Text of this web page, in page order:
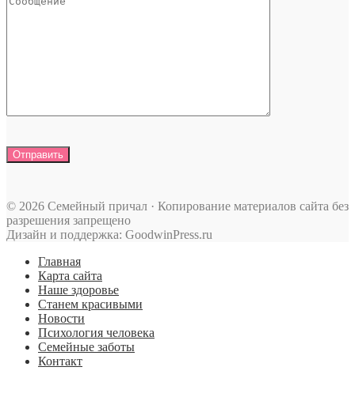
© 2026 Семейный причал · Копирование материалов сайта без
разрешения запрещено
Дизайн и поддержка: GoodwinPress.ru
Главная
Карта сайта
Наше здоровье
Станем красивыми
Новости
Психология человека
Семейные заботы
Контакт